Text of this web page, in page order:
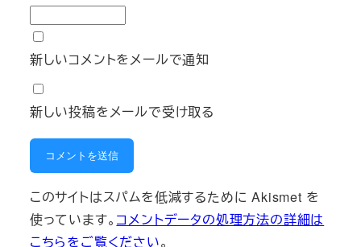
新しいコメントをメールで通知
新しい投稿をメールで受け取る
このサイトはスパムを低減するために Akismet を
使っています。 コメントデータの処理方法の詳細は
こちらをご覧ください。